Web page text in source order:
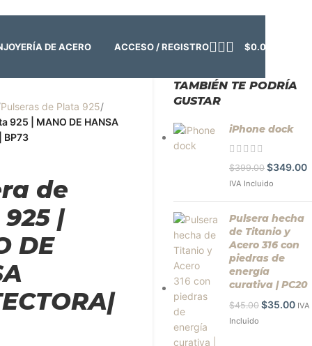
JOYERÍA DE ACERO ACCESO / REGISTRO $0.00
Pulseras de Plata 925/
925 | MANO DE HANSA
BP73
de
|
DE
TAMBIÉN TE PODRÍA
GUSTAR
iPhone dock
$399.00 $349.00
IVA Incluido
Pulsera hecha
de Titanio y
Acero 316 con
piedras de
energía
curativa | PC20
$45.00 $35.00 IVA
Incluido